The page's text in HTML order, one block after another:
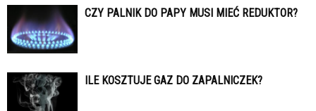
CZY PALNIK DO PAPY MUSI MIEĆ REDUKTOR?
ILE KOSZTUJE GAZ DO ZAPALNICZEK?